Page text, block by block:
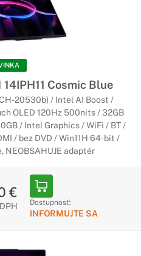
14IPH11 Cosmic Blue
20530b) / Intel AI Boost /
OLED 120Hz 500nits / 32GB
/ Intel Graphics / WiFi / BT /
/ bez DVD / Win11H 64-bit /
NEOBSAHUJE adaptér
€
Dostupnosť:
INFORMUJTE SA